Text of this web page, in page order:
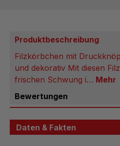
Produktbeschreibung
Filzkörbchen mit
und dekorativ Mit diesen
frischen Schwung i… Mehr
Bewertungen
Daten & Fakten